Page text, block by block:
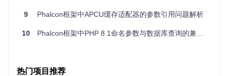
9 Phalcon框架中APCU缓存适配器的参数引用问题解析
10 Phalcon框架中PHP 8.1命名参数与数据库查询的兼容性问题解析
热门项目推荐